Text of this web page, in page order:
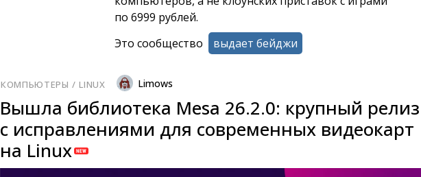
по 6999 рублей.
Это сообщество
выдает бейджи
КОМПЬЮТЕРЫ / LINUX Limows
Вышла библиотека Mesa 26.2.0: крупный релиз
с исправлениями для современных видеокарт
на Linux